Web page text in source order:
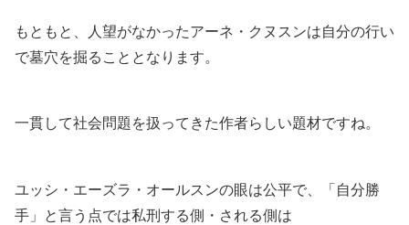
もともと、人望がなかったアーネ・クヌスンは自分の行い
で墓穴を掘ることとなります。
一貫して社会問題を扱ってきた作者らしい題材ですね。
ユッシ・エーズラ・オールスンの眼は公平で、「自分勝
手」と言う点では私刑する側・される側は